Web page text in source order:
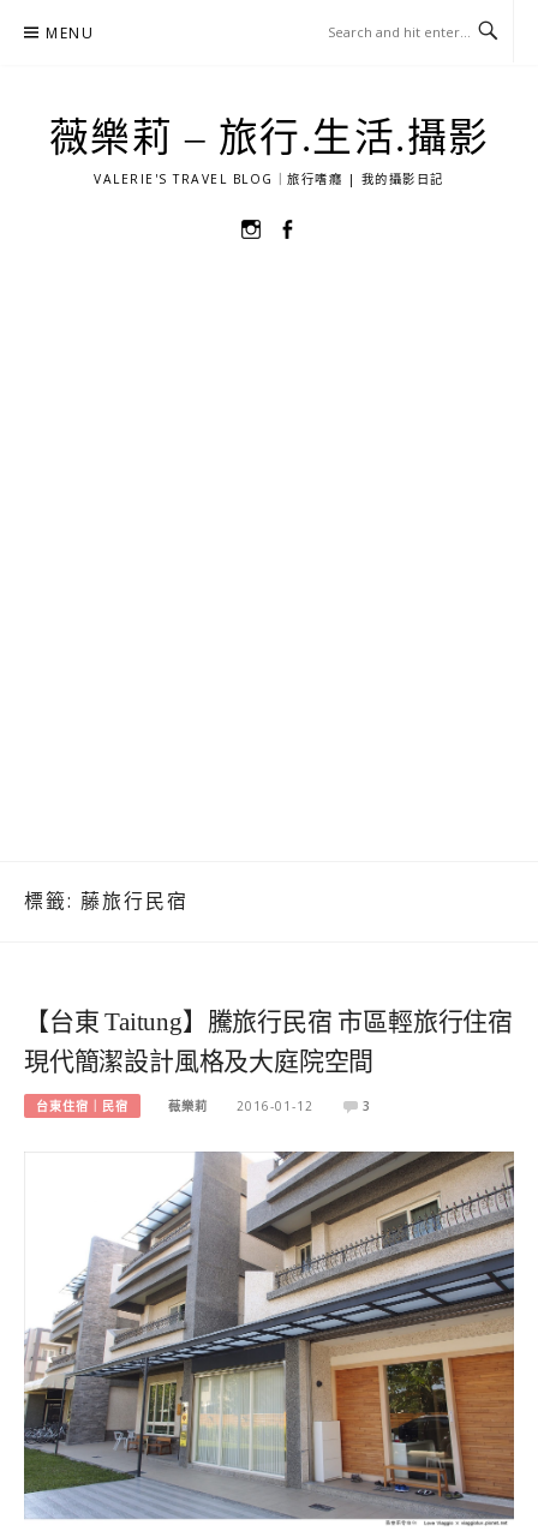
MENU
薇樂莉 – 旅行.生活.攝影
VALERIE'S TRAVEL BLOG｜旅行嗜癮 | 我的攝影日記
選
標籤: 藤旅行民宿
【台東 Taitung】騰旅行民宿 市區輕旅行住宿
現代簡潔設計風格及大庭院空間
台東住宿｜民宿 薇樂莉 2016-01-12 3